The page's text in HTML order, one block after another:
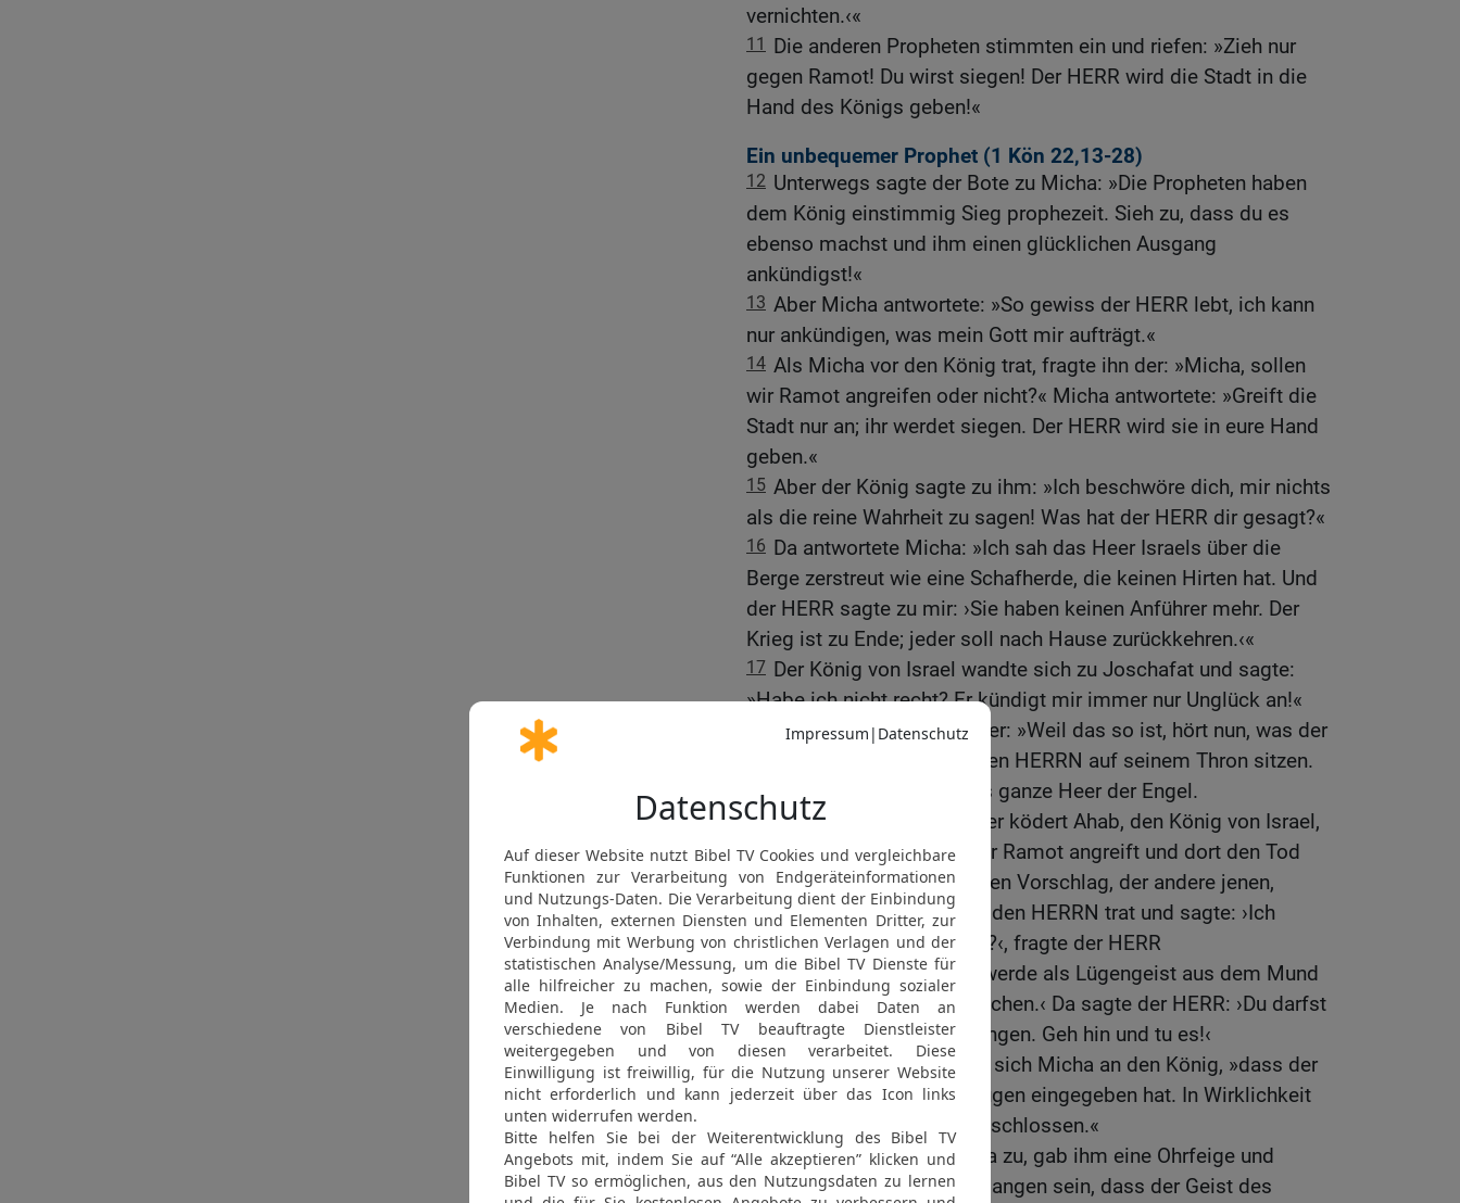
vernichten.‹«
11
Die anderen Propheten stimmten ein und riefen: »Zieh nur
gegen Ramot! Du wirst siegen! Der HERR wird die Stadt in die
Hand des Königs geben!«
Ein unbequemer Prophet (1 Kön 22,13-28)
12 Unterwegs sagte der Bote zu Micha: »Die Propheten haben
dem König einstimmig Sieg prophezeit. Sieh zu, dass du es
ebenso machst und ihm einen glücklichen Ausgang
ankündigst!«
13 Aber Micha antwortete: »So gewiss der HERR lebt, ich kann
nur ankündigen, was mein Gott mir aufträgt.«
14 Als Micha vor den König trat, fragte ihn der: »Micha, sollen
wir Ramot angreifen oder nicht?« Micha antwortete: »Greift die
Stadt nur an; ihr werdet siegen. Der HERR wird sie in eure Hand
geben.«
15 Aber der König sagte zu ihm: »Ich beschwöre dich, mir nichts
als die reine Wahrheit zu sagen! Was hat der HERR dir gesagt?«
16 Da antwortete Micha: »Ich sah das Heer Israels über die
Berge zerstreut wie eine Schafherde, die keinen Hirten hat. Und
der HERR sagte zu mir: ›Sie haben keinen Anführer mehr. Der
Krieg ist zu Ende; jeder soll nach Hause zurückkehren.‹«
17 Der König von Israel wandte sich zu Joschafat und sagte:
»Habe ich nicht recht? Er kündigt mir immer nur Unglück an!«
Aber Micha sprach weiter: »Weil das so ist, hört nun, was der
HERR euch sagt! Ich sah den HERRN auf seinem Thron sitzen.
Rechts und links stand das ganze Heer der Engel.
19 Da fragte der HERR: ›Wer ködert Ahab, den König von Israel,
und bringt ihn dazu, dass er Ramot angreift und dort den Tod
findet?‹ Der eine hatte diesen Vorschlag, der andere jenen,
20 bis zuletzt ein Geist vor den HERRN trat und sagte: ›Ich
werde ihn ködern.‹ ›Womit?‹, fragte der HERR
21 und er antwortete: ›Ich werde als Lügengeist aus dem Mund
aller seiner Propheten sprechen.‹ Da sagte der HERR: ›Du darfst
ihn ködern, dir wird es gelingen. Geh hin und tu es!‹
22 Du siehst also«, wandte sich Micha an den König, »dass der
HERR deinen Propheten Lügen eingegeben hat. In Wirklichkeit
hat er deinen Untergang beschlossen.«
23 Da trat Zidkija auf Micha zu, gab ihm eine Ohrfeige und
sagte: »Wie soll das zugegangen sein, dass der Geist des